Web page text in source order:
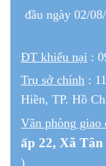
đầu ngày 02/
ĐT khiếu nại :
Trụ sở chính :
Hiền, TP. Hồ
Văn phòng giao
ấp 22, Xã
)